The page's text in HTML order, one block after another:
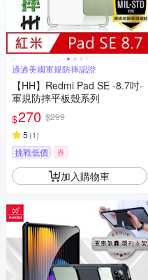
通過美國軍規防摔認證
【HH】Redmi Pad SE -8.7吋-
軍規防摔平板殼系列
$270 $299
5 (1)
挑戰低價 券
加入購物車